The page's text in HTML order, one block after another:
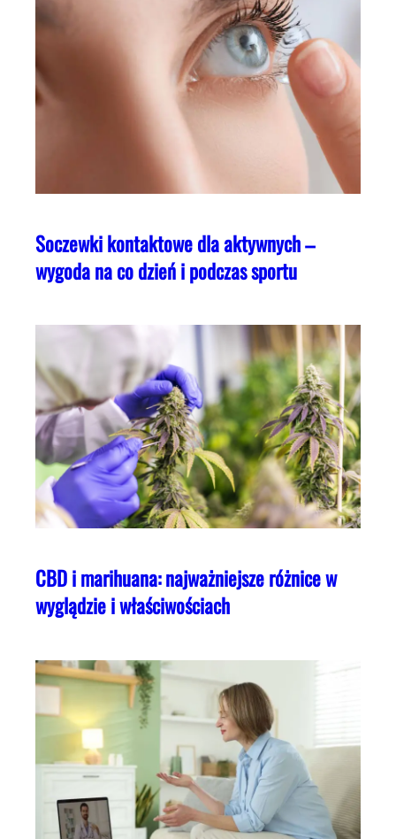
Soczewki kontaktowe dla aktywnych –
wygoda na co dzień i podczas sportu
CBD i marihuana: najważniejsze różnice w
wyglądzie i właściwościach